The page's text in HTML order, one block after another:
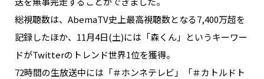
CHIZUSHOP
NAKAMA入会
総視聴数は、AbemaTV史上最高視聴数となる7,400万超を
記録したほか、11月4日(土)には「森くん」というキーワー
ドがTwitterのトレンド世界1位を獲得。
72時間の生放送中には「＃ホンネテレビ」「＃カトルドト